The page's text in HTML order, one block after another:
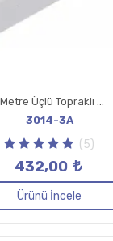
3 Metre Üçlü Topraklı Anahtar Priz
3014-3A
(5)
432,00
Ürünü İncele